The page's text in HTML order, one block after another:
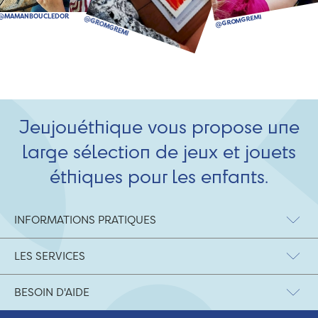
Jeujouéthique vous propose une
large sélection de jeux et jouets
éthiques pour les enfants.
INFORMATIONS PRATIQUES
LES SERVICES
BESOIN D'AIDE